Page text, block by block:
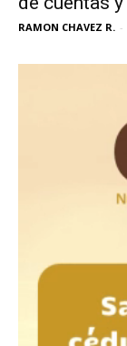
RAMON CHAVEZ R. -